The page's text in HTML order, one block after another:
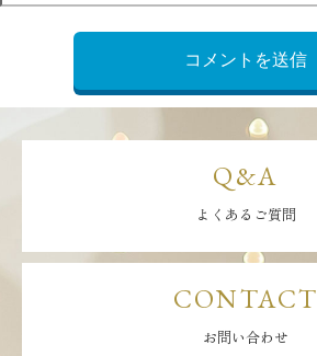
Q&A
よくあるご質問
CONTACT
お問い合わせ